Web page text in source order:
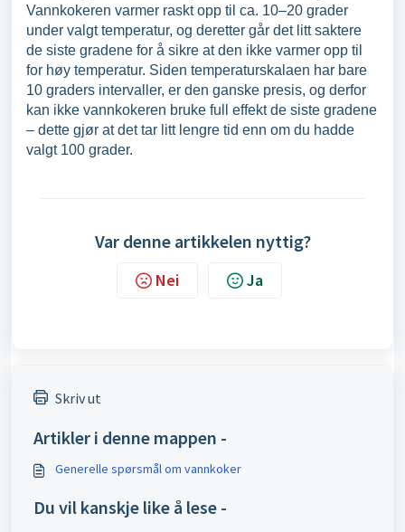
Vannkokeren varmer raskt opp til ca. 10–20 grader
under valgt temperatur, og deretter går det litt saktere
de siste gradene for å sikre at den ikke varmer opp til
for høy temperatur. Siden temperaturskalaen har bare
10 graders intervaller, er den ganske presis, og derfor
kan ikke vannkokeren bruke full effekt de siste gradene
– dette gjør at det tar litt lengre tid enn om du hadde
valgt 100 grader.
Var denne artikkelen nyttig?
Nei Ja
Skriv ut
Artikler i denne mappen -
Generelle spørsmål om vannkoker
Du vil kanskje like å lese -